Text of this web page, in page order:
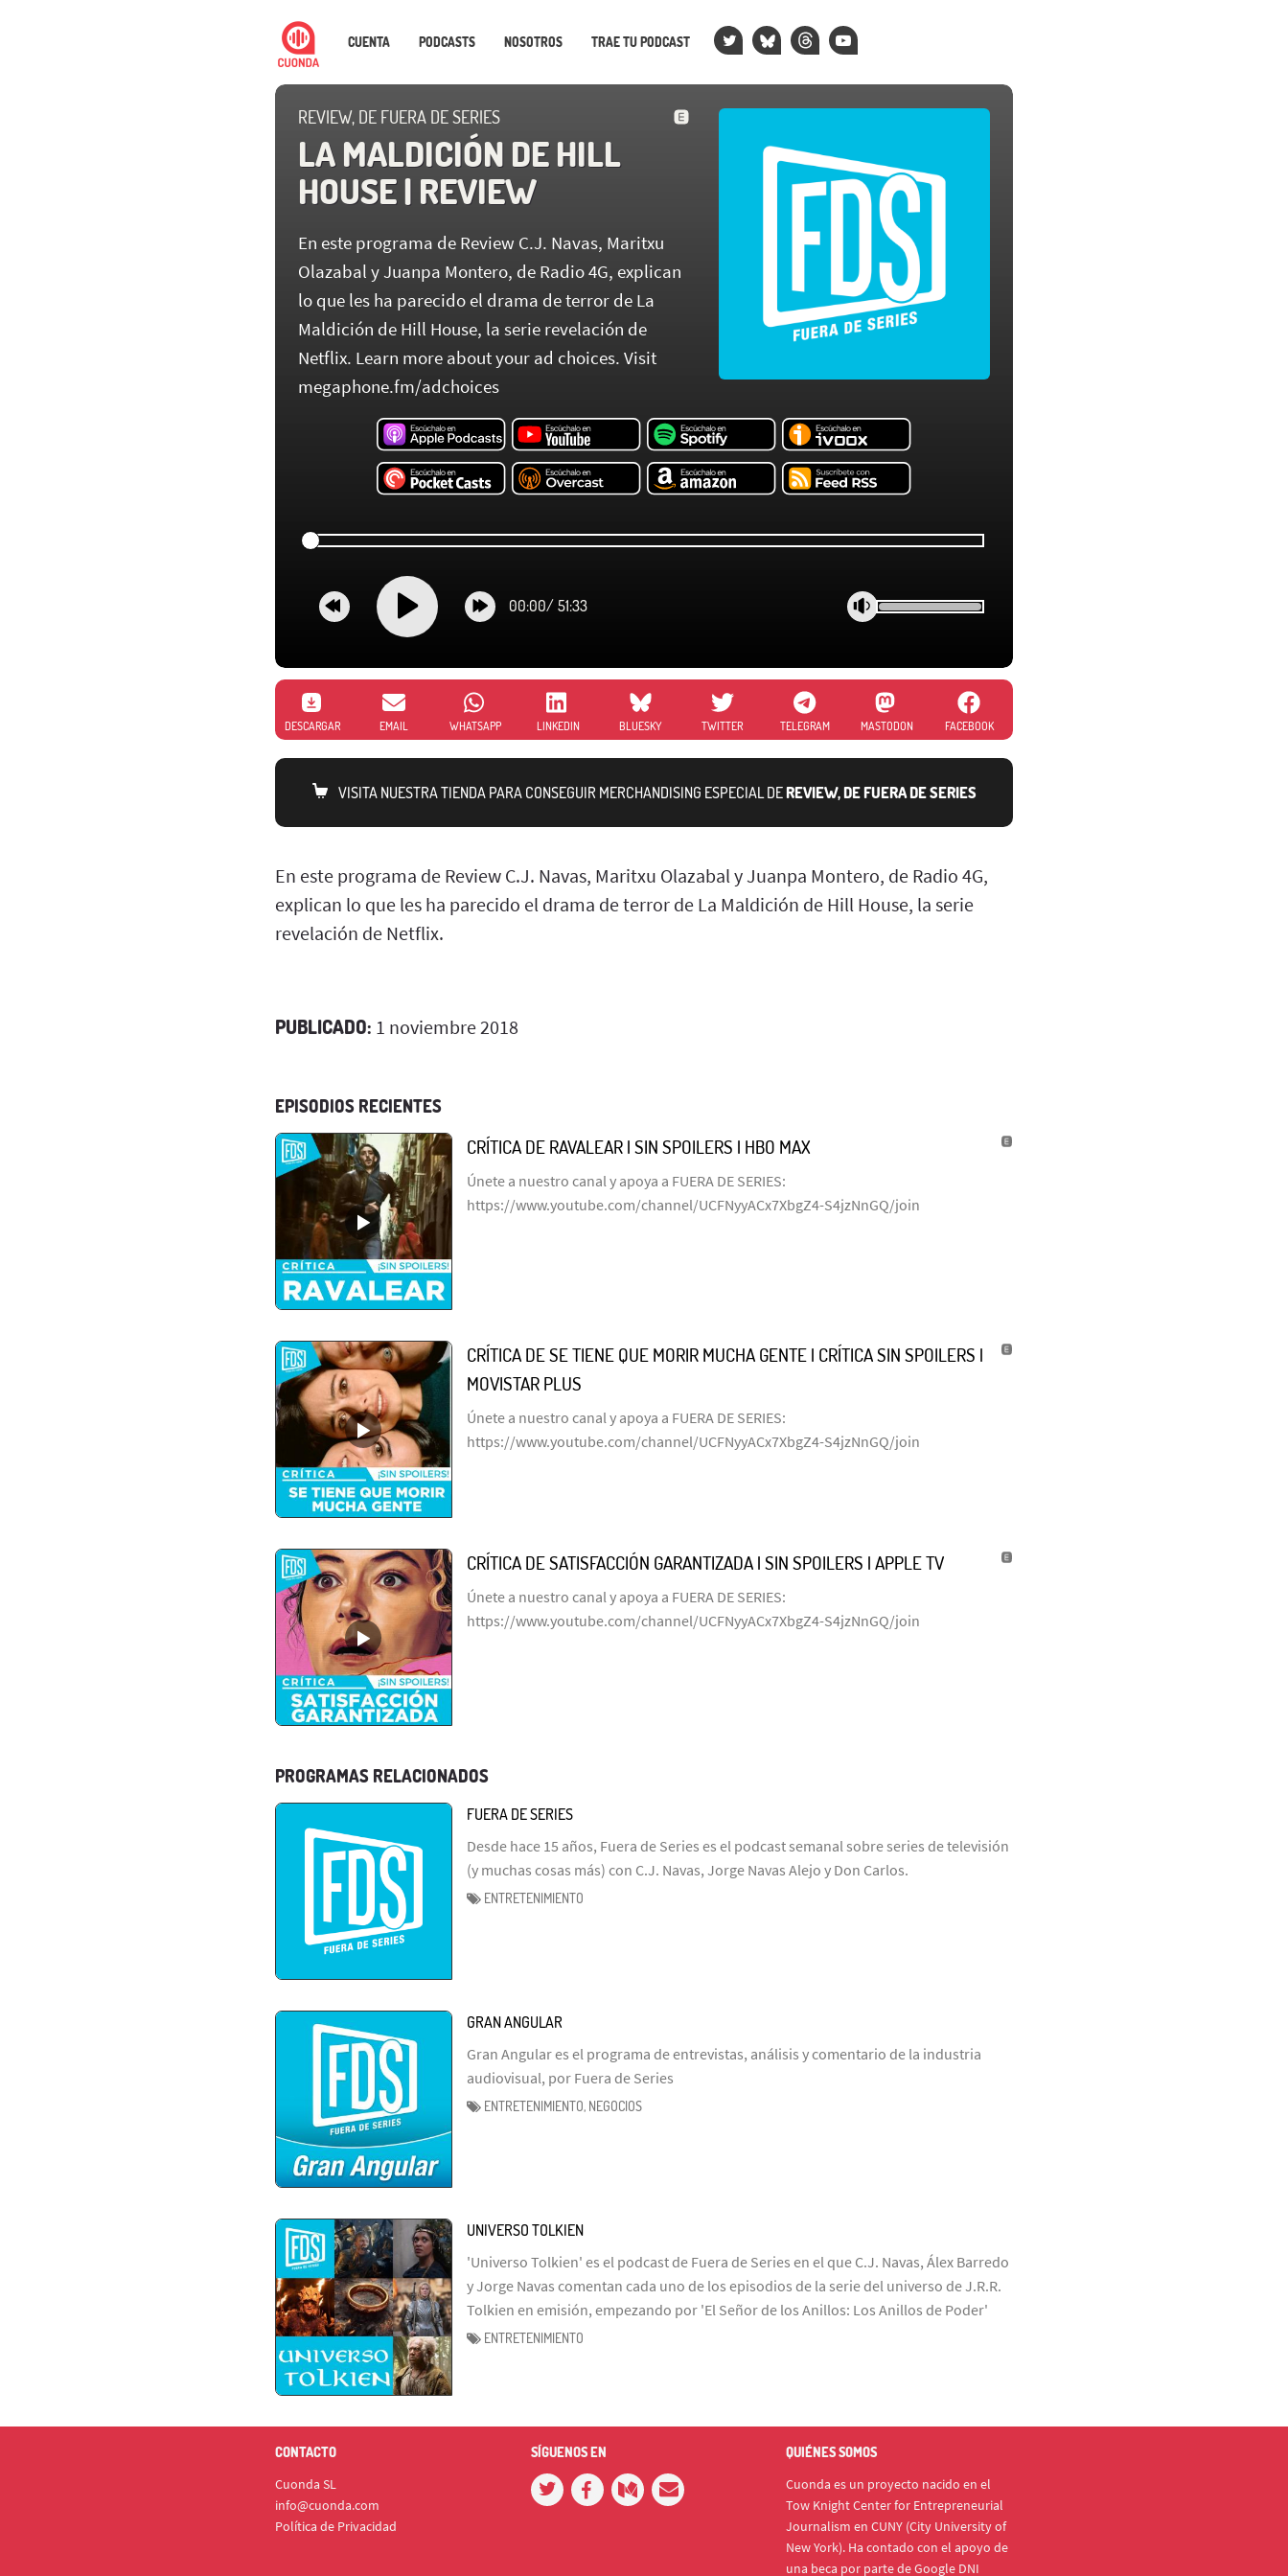
CUENTA PODCASTS NOSOTROS TRAE TU PODCAST
REVIEW, DE FUERA DE SERIES
LA MALDICIÓN DE HILL
HOUSE | REVIEW
En este programa de Review C.J. Navas, Maritxu
Olazabal y Juanpa Montero, de Radio 4G, explican
lo que les ha parecido el drama de terror de La
Maldición de Hill House, la serie revelación de
Netflix. Learn more about your ad choices. Visit
megaphone.fm/adchoices
00:00/ 51:33
DESCARGAR EMAIL WHATSAPP LINKEDIN BLUESKY TWITTER TELEGRAM MASTODON FACEBOOK
VISITA NUESTRA TIENDA PARA CONSEGUIR MERCHANDISING ESPECIAL DEREVIEW, DE FUERA DE SERIES
En este programa de Review C.J. Navas, Maritxu Olazabal y Juanpa Montero, de Radio 4G,
explican lo que les ha parecido el drama de terror de La Maldición de Hill House, la serie
revelación de Netflix.
PUBLICADO: 1 noviembre 2018
EPISODIOS RECIENTES
CRÍTICA DE RAVALEAR | SIN SPOILERS | HBO MAX
Únete a nuestro canal y apoya a FUERA DE SERIES:
https://www.youtube.com/channel/UCFNyyACx7XbgZ4-S4jzNnGQ/join
CRÍTICA DE SE TIENE QUE MORIR MUCHA GENTE | CRÍTICA SIN SPOILERS |
MOVISTAR PLUS
Únete a nuestro canal y apoya a FUERA DE SERIES:
https://www.youtube.com/channel/UCFNyyACx7XbgZ4-S4jzNnGQ/join
CRÍTICA DE SATISFACCIÓN GARANTIZADA | SIN SPOILERS | APPLE TV
Únete a nuestro canal y apoya a FUERA DE SERIES:
https://www.youtube.com/channel/UCFNyyACx7XbgZ4-S4jzNnGQ/join
PROGRAMAS RELACIONADOS
FUERA DE SERIES
Desde hace 15 años, Fuera de Series es el podcast semanal sobre series de televisión
(y muchas cosas más) con C.J. Navas, Jorge Navas Alejo y Don Carlos.
ENTRETENIMIENTO
GRAN ANGULAR
Gran Angular es el programa de entrevistas, análisis y comentario de la industria
audiovisual, por Fuera de Series
ENTRETENIMIENTO, NEGOCIOS
UNIVERSO TOLKIEN
'Universo Tolkien' es el podcast de Fuera de Series en el que C.J. Navas, Álex Barredo
y Jorge Navas comentan cada uno de los episodios de la serie del universo de J.R.R.
Tolkien en emisión, empezando por 'El Señor de los Anillos: Los Anillos de Poder'
ENTRETENIMIENTO
CONTACTO
Cuonda SL
info@cuonda.com
Política de Privacidad
SÍGUENOS EN QUIÉNES SOMOS
Cuonda es un proyecto nacido en el
Tow Knight Center for Entrepreneurial
Journalism en CUNY (City University of
New York). Ha contado con el apoyo de
una beca por parte de Google DNI